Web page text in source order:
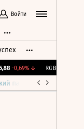
Войти
-0,69%↓ RGBITR
парламент